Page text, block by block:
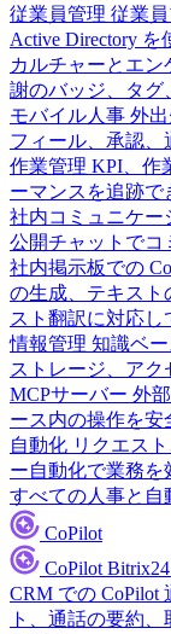
従業員管理 従業
Active Directory を
カルチャーとエン
謝のバッジ、タグ
モバイル人事 外
フィール、承認、
作業管理 KPI、作
ーマンスを追跡で
社内コミュニケー
公開チャットでコ
社内掲示板での
の生成、テキスト
スト翻訳に対応し
情報管理 知識ベ
ストレージ、ア
MCPサーバー 外
ース内の操作を安
自動化 リクエス
ー自動化で業務を
すべての人事と自
CoPilot
CoPilot
CRM での CoPilot
ト、通話の要約